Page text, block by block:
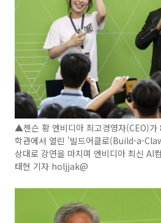
▲젠슨 황 엔비디아 최고경영자(CEO)가
학관에서 열린 '빌드어클로(Build-a-
상대로 강연을 마치며 엔비디아 최신 AI
태현 기자 holjjak@